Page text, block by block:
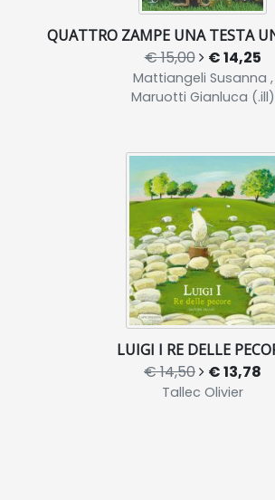
QUATTRO ZAMPE UNA TESTA
€ 15,00 € 14,25
Mattiangeli Susanna ,
Maruotti Gianluca (.ill)
LUIGI I RE DELLE
€ 14,50 € 13,78
Tallec Olivier